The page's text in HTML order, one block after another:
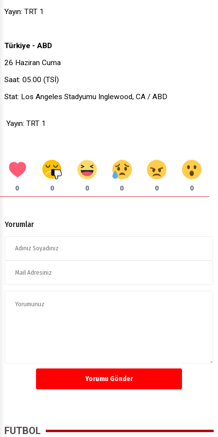
Yayın: TRT 1
Türkiye - ABD
26 Haziran Cuma
Saat: 05.00 (TSİ)
Stat: Los Angeles Stadyumu Inglewood, CA / ABD
Yayın: TRT 1
0 0 0 0 0 0
Yorumlar
Yorumu Gönder
FUTBOL